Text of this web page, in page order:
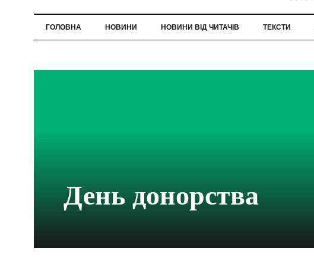
ГОЛОВНА НОВИНИ НОВИНИ ВІД ЧИТАЧІВ ТЕКСТИ
День донорства